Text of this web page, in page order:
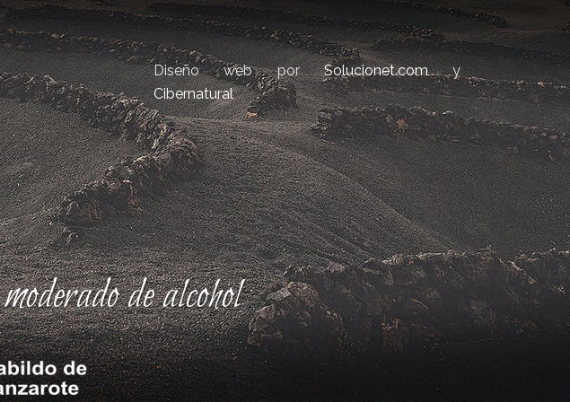
Diseño web porSolucionet.comy
Cibernatural
de alcohol